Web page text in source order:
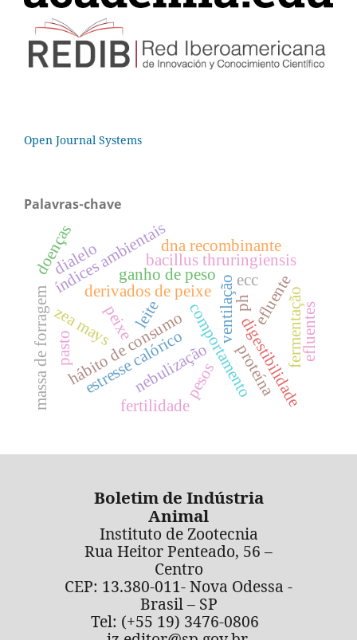
Open Journal Systems
Palavras-chave
peixe
derivados de peixe
hábito de consumocomportamento
estresse calórico
índices ambientais
nebulização
ventilação
digestibilidade
efluentefermentação
ph
proteína
bacillus thruringiensis
dna recombinante
massa de forragemzea mays efluentes
pesos
ganho de peso
pasto
doenças
leite
ecc
fertilidade
dialelo
Boletim de Indústria
Animal
Instituto de Zootecnia
Rua Heitor Penteado, 56 –
Centro
CEP: 13.380-011- Nova Odessa -
Brasil – SP
Tel: (+55 19) 3476-0806